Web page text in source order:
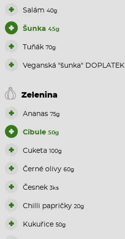
Salám 40g
+ Šunka 45g
Tuňák 70g
Veganská "šunka" DOPLATEK
Zelenina
Ananas 75g
+ Cibule 50g
Cuketa 100g
Černé olivy 60g
Česnek 3ks
Chilli papričky 20g
Kukuřice 50g